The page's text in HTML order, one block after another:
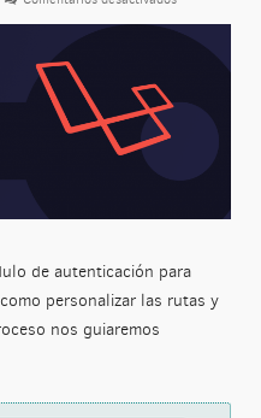
de autenticación para
personalizar las rutas y
nos guiaremos